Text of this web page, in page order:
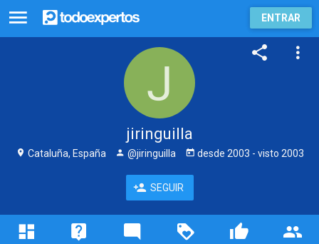
ENTRAR
jiringuilla
Cataluña, España @jiringuilla desde 2003 - visto 2003
SEGUIR